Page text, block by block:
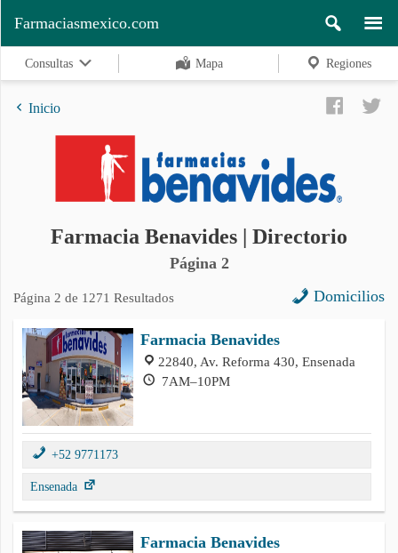
Buscar
Contacto
Farmaciasmexico.com
Consultas Mapa Regiones
Inicio
Farmacia Benavides | Directorio
Página 2
Domicilios
Página 2 de 1271 Resultados
Farmacia Benavides
22840, Av. Reforma 430, Ensenada
7AM–10PM
+52 9771173
Ensenada
Farmacia Benavides